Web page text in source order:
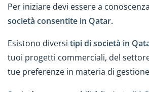
Per iniziare devi essere a
società consentite in Qatar.
Esistono diversi tipi di società in
tuoi progetti commerciali, del
tue preferenze in materia di